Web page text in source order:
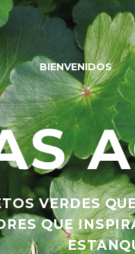
BIENVENIDOS
VERDES
QUE